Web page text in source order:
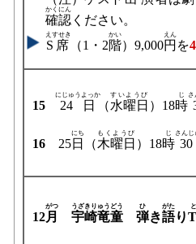
確認
かくにん
ください。
S席
えすせき
（1・2階
かい
）9,000円
えん
を
15 24日
にじゅうよっか
（水曜日
すいようび
）18時
じ さ
16 25日
にち
（木曜日
もくようび
）18時
じ さんじ
12月
がつ
宇崎竜童
うざきりゅうどう
弾
ひ
き語
がた
り